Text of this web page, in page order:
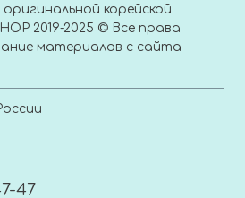
корейской
2019-2025 © Все права
материалов с сайта
47